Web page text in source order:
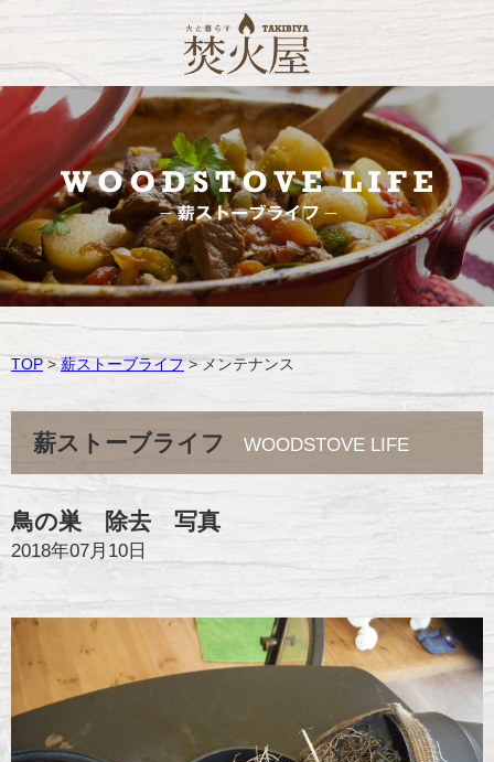
TOP>薪ストーブライフ> メンテナンス
薪ストーブライフ WOODSTOVE LIFE
鳥の巣 除去 写真
2018年07月10日